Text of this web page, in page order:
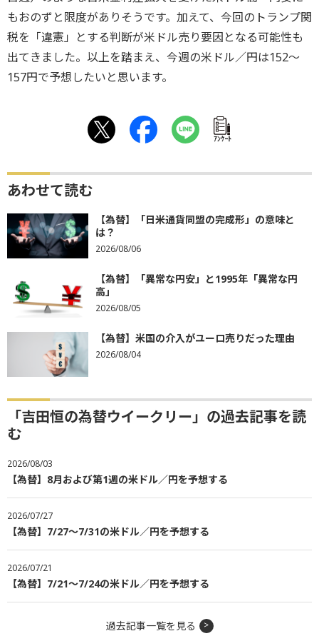
もおのずと限度がありそうです。加えて、今回のトランプ関
税を「違憲」とする判断が米ドル売り要因となる可能性も
出てきました。以上を踏まえ、今週の米ドル／円は152～
157円で予想したいと思います。
ｱﾝｹｰﾄ
あわせて読む
【為替】「日米通貨同盟の完成形」の意味と
は？
2026/08/06
【為替】「異常な円安」と1995年「異常な円
高」
2026/08/05
【為替】米国の介入がユーロ売りだった理由
2026/08/04
「吉田恒の為替ウイークリー」の過去記事を読
む
2026/08/03
【為替】8月および第1週の米ドル／円を予想する
2026/07/27
【為替】7/27～7/31の米ドル／円を予想する
2026/07/21
【為替】7/21～7/24の米ドル／円を予想する
過去記事一覧を見る